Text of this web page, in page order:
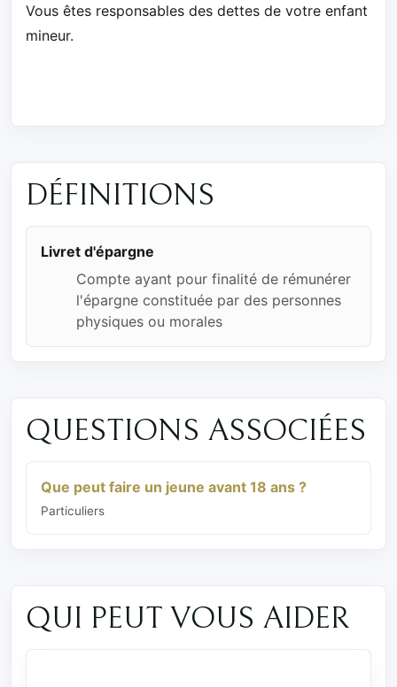
Vous êtes responsables des dettes de votre enfant
mineur.
DÉFINITIONS
Livret d'épargne
Compte ayant pour finalité de rémunérer
l'épargne constituée par des personnes
physiques ou morales
QUESTIONS ASSOCIÉES
Que peut faire un jeune avant 18 ans ?
Particuliers
QUI PEUT VOUS AIDER